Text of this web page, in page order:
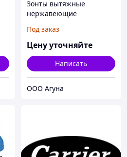
Зонты вытяжные
нержавеющие
Под заказ
Цену уточняйте
Написать
ООО Агуна